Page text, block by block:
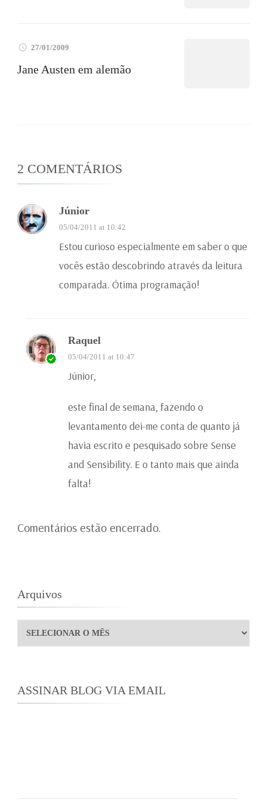
27/01/2009
Jane Austen em alemão
2 COMENTÁRIOS
Júnior
05/04/2011 at 10:42
Estou curioso especialmente em saber o que
vocês estão descobrindo através da leitura
comparada. Ótima programação!
Raquel
05/04/2011 at 10:47
Júnior,
este final de semana, fazendo o
levantamento dei-me conta de quanto já
havia escrito e pesquisado sobre Sense
and Sensibility. E o tanto mais que ainda
falta!
Comentários estão encerrado.
Arquivos
Arquivos
ASSINAR BLOG VIA EMAIL